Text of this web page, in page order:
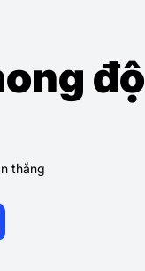
độ
thắng